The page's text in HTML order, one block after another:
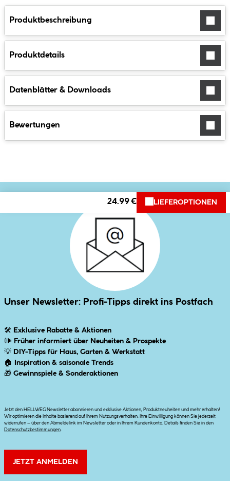
Produktbeschreibung
Produktdetails
Datenblätter & Downloads
Bewertungen
24.99 € LIEFEROPTIONEN
Unser Newsletter: Profi-Tipps direkt ins Postfach
🛠 Exklusive Rabatte & Aktionen
🕪 Früher informiert über Neuheiten & Prospekte
💡 DIY-Tipps für Haus, Garten & Werkstatt
🏠
Inspiration & saisonale Trends
🎁 Gewinnspiele & Sonderaktionen
Jetzt den HELLWEG Newsletter abonnieren und exklusive Aktionen, Produktneuheiten und mehr erhalten!
Wir optimieren die Inhalte basierend auf Ihrem Nutzungsverhalten. Ihre Einwilligung können Sie jederzeit
widerrufen – über den Abmeldelink im Newsletter oder in Ihrem Kundenkonto. Details finden Sie in den
Datenschutzbestimmungen
JETZT ANMELDEN